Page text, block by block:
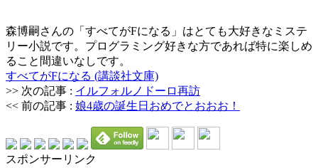
森博嗣さんの「すべてがFになる」はとても大好きなミステ
リー小説です。プログラミング好きな方であれば特に楽しめ
ること間違いなしです。
すべてがFになる (講談社文庫)
>> 次の記事 : イルフォルノドーロ再訪
<< 前の記事 : 娘4歳の誕生日おめでとおおお！
スポンサーリンク